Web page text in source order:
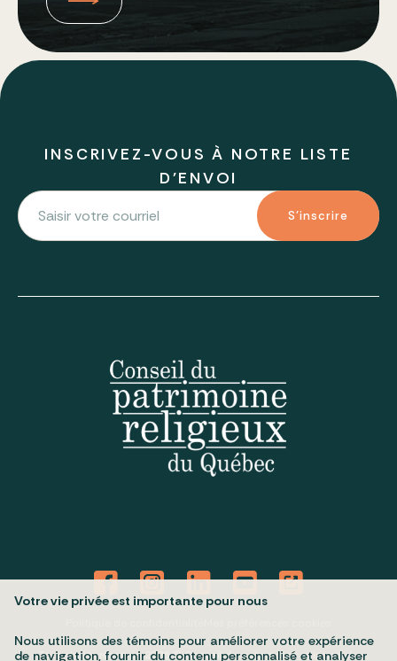
INSCRIVEZ-VOUS À NOTRE LISTE
D'ENVOI
S'inscrire
Tous droits réservés 2026 © Conseil du patrimoine religieux du
Votre vie privée est importante pour nous
Nous utilisons des témoins pour améliorer votre expérience
de navigation, fournir du contenu personnalisé et analyser